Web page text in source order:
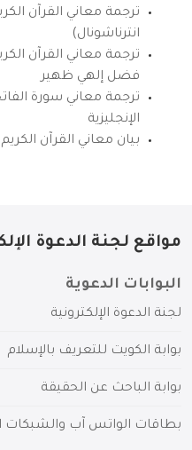
ترجمة معاني القرآن
انترناشونال)
ترجمة معاني القرآن
فضل إلهي ظهير
ترجمة معاني سورة
الإنجليزية
بيان معاني القرآن الكريم
مواقع لجنة الدعوة
البوابات الدعوية
لجنة الدعوة الإلكترونية
بوابة الكويت للتعريف بالإسلام
بوابة الباحث عن الحقيقة
بطاقات الواتس آب والشبكات